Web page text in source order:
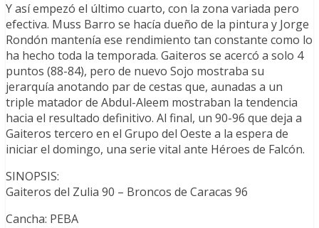
Y así empezó el último cuarto, con la zona variada pero
efectiva. Muss Barro se hacía dueño de la pintura y Jorge
Rondón mantenía ese rendimiento tan constante como lo
ha hecho toda la temporada. Gaiteros se acercó a solo 4
puntos (88-84), pero de nuevo Sojo mostraba su
jerarquía anotando par de cestas que, aunadas a un
triple matador de Abdul-Aleem mostraban la tendencia
hacia el resultado definitivo. Al final, un 90-96 que deja a
Gaiteros tercero en el Grupo del Oeste a la espera de
iniciar el domingo, una serie vital ante Héroes de Falcón.
SINOPSIS:
Gaiteros del Zulia 90 – Broncos de Caracas 96
Cancha: PEBA